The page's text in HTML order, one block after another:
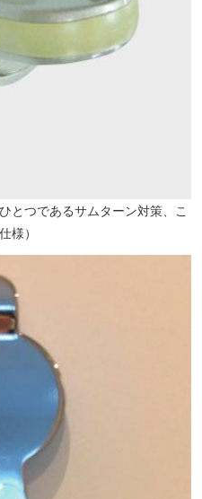
とつであるサムターン対策、こ
様）